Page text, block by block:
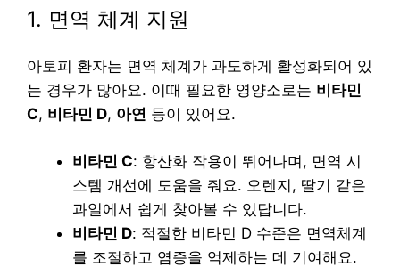
1. 면역 체계 지원
아토피 환자는 면역 체계가 과도하게 활성화되어 있
는 경우가 많아요. 이때 필요한 영양소로는 비타민
C, 비타민 D, 아연 등이 있어요.
비타민 C: 항산화 작용이 뛰어나며, 면역 시
스템 개선에 도움을 줘요. 오렌지, 딸기 같은
과일에서 쉽게 찾아볼 수 있답니다.
비타민 D: 적절한 비타민 D 수준은 면역체계
를 조절하고 염증을 억제하는 데 기여해요.